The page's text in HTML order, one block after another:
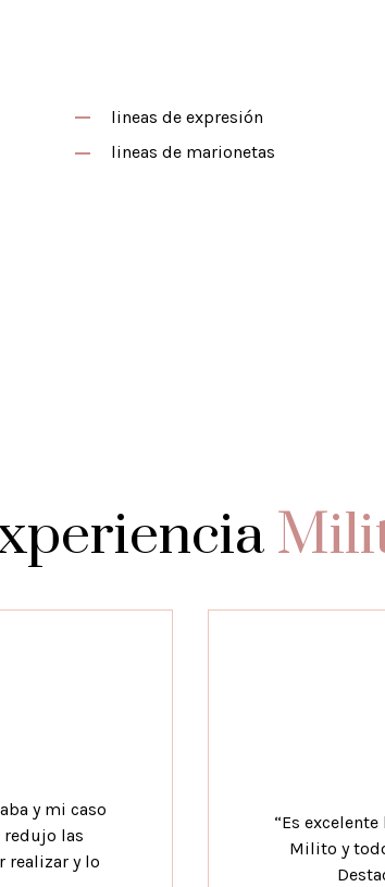
lineas de expresión
lineas de marionetas
y mi caso
redujo las
realizar y lo
“Es
Milito y